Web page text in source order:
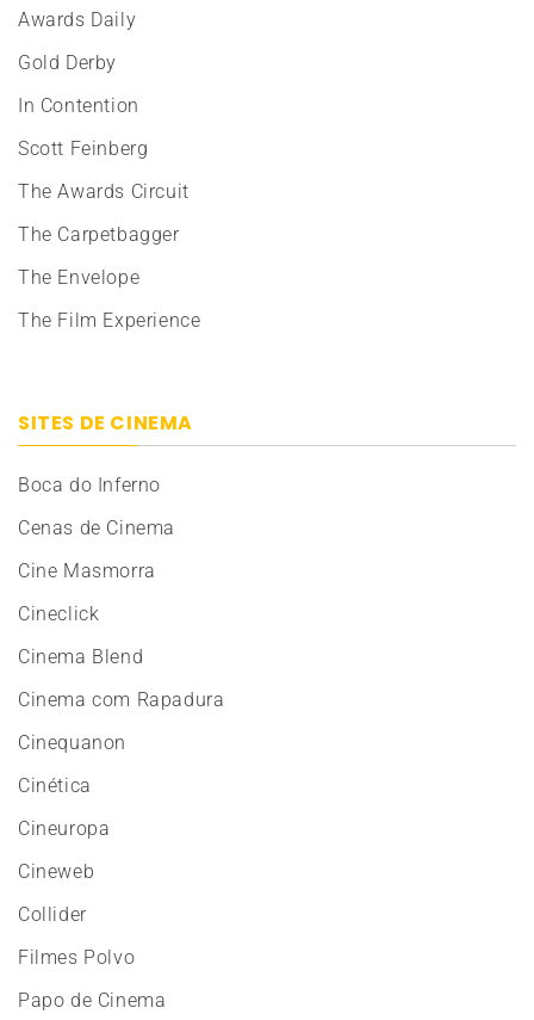
Awards Daily
Gold Derby
In Contention
Scott Feinberg
The Awards Circuit
The Carpetbagger
The Envelope
The Film Experience
SITES DE CINEMA
Boca do Inferno
Cenas de Cinema
Cine Masmorra
Cineclick
Cinema Blend
Cinema com Rapadura
Cinequanon
Cinética
Cineuropa
Cineweb
Collider
Filmes Polvo
Papo de Cinema